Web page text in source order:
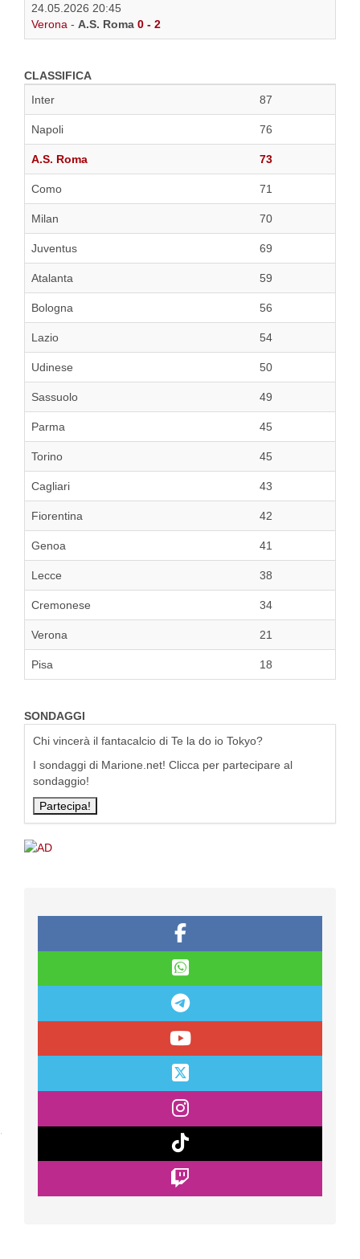
24.05.2026 20:45
Verona - A.S. Roma 0 - 2
CLASSIFICA
Inter
87
Napoli 76
A.S. Roma 73
Como 71
Milan 70
Juventus 69
Atalanta 59
Bologna 56
Lazio 54
Udinese 50
Sassuolo 49
Parma 45
Torino 45
Cagliari 43
Fiorentina 42
Genoa 41
Lecce 38
Cremonese 34
Verona 21
Pisa 18
SONDAGGI
Chi vincerà il fantacalcio di Te la do io Tokyo?
I sondaggi di Marione.net! Clicca per partecipare al
sondaggio!